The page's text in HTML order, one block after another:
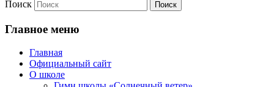
Поиск
Главное меню
Главная
Официальный сайт
О школе